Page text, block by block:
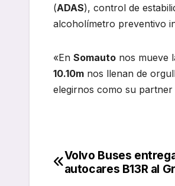
(ADAS), control de
alcoholímetro preventivo
«En Somauto nos mueve
10.10m nos llenan de
elegirnos como su
Navegación
Volvo Buses
autocares B13R al